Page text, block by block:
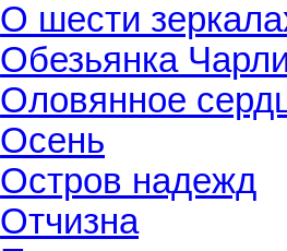
О шести
Обезьянка
Оловянное
Осень
Остров надежд
Отчизна